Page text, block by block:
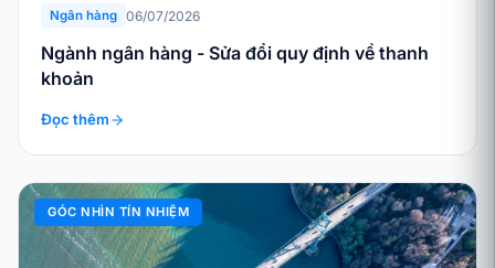
Ngân hàng 06/07/2026
Ngành ngân hàng - Sửa đổi quy định về thanh
khoản
Đọc thêm
GÓC NHÌN TÍN NHIỆM